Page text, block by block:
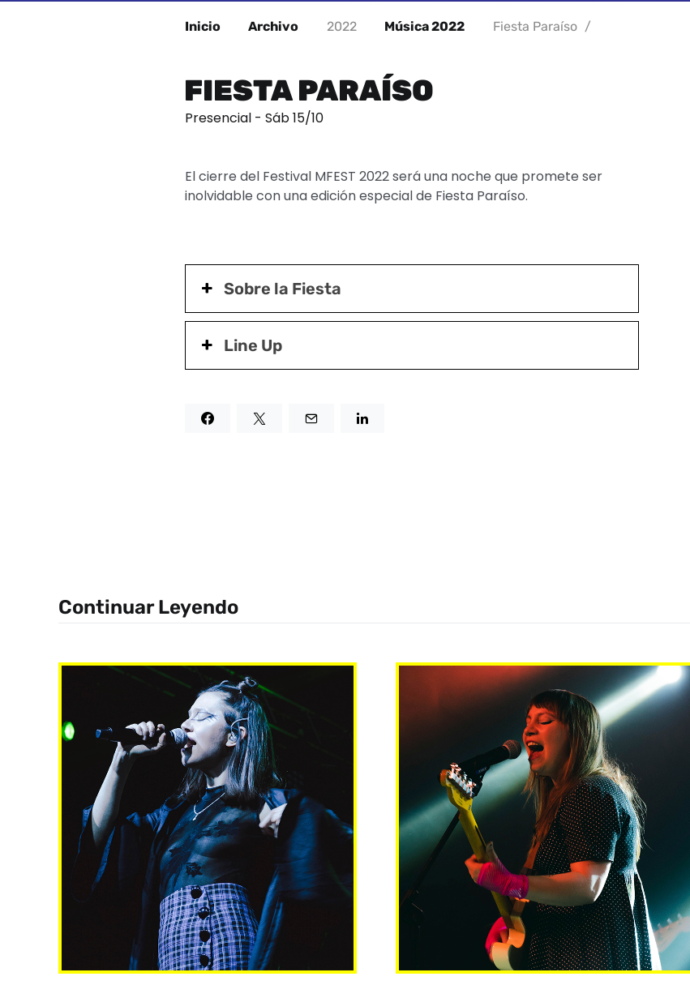
Inicio Archivo 2022 Música 2022 Fiesta Paraíso /
FIESTA PARAÍSO
Presencial - Sáb 15/10
El cierre del Festival MFEST 2022 será una noche que promete ser
inolvidable con una edición especial de Fiesta Paraíso.
Sobre la Fiesta
Line Up
Continuar Leyendo